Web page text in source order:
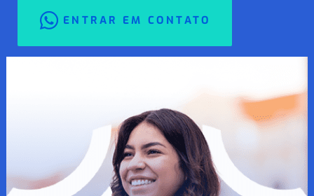
ENTRAR EM CONTATO